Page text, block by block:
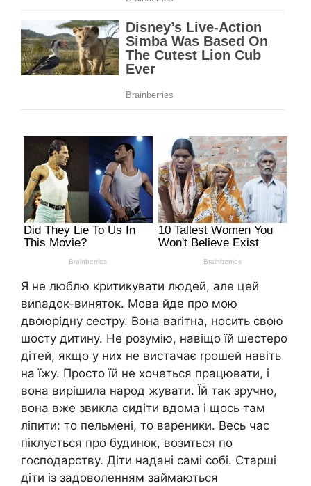
Я не люблю критикувати людей, але цей
виnадок-виняток. Мова йде про мою
двоюрідну сестру. Вона ваrітна, носить свою
шосту дитину. Не розумію, навіщо їй шестеро
дітей, якщо у них не вистачає rрошей навіть
на їжу. Просто їй не хочеться працювати, і
вона вирішила народ жувати. Їй так зручно,
вона вже звикла сидіти вдома і щось там
ліпити: то пельмені, то вареники. Весь час
піклується про будинок, возиться по
господарству. Діти надані самі собі. Старші
діти із задоволенням займаються